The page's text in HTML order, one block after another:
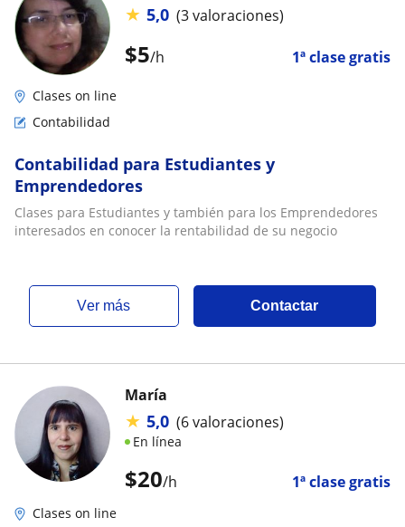
$5/h 1ª clase gratis
★ 5,0 (3 valoraciones)
Clases on line
Contabilidad
Contabilidad para Estudiantes y
Emprendedores
Clases para Estudiantes y también para los Emprendedores
interesados en conocer la rentabilidad de su negocio
ver más Contactar
$20/h 1ª clase gratis
María
★ 5,0 (6 valoraciones)
En línea
Clases on line